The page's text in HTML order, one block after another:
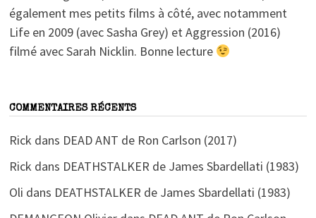
également mes petits films à côté, avec notamment
Life en 2009 (avec Sasha Grey) et Aggression (2016)
filmé avec Sarah Nicklin. Bonne lecture
COMMENTAIRES RÉCENTS
Rick dans DEAD ANT de Ron Carlson (2017)
Rick dans DEATHSTALKER de James Sbardellati (1983)
Oli dans DEATHSTALKER de James Sbardellati (1983)